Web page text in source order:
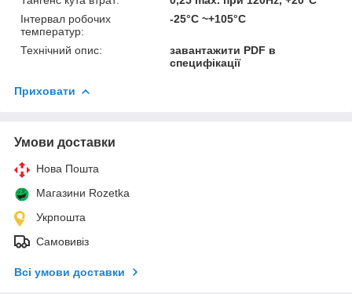
Інтервал робочих
температур:
-25°C ~+105°C
Технічний опис:
завантажити PDF в
специфікації
Приховати
Умови доставки
Нова Пошта
Магазини Rozetka
Укрпошта
Самовивіз
Всі умови доставки